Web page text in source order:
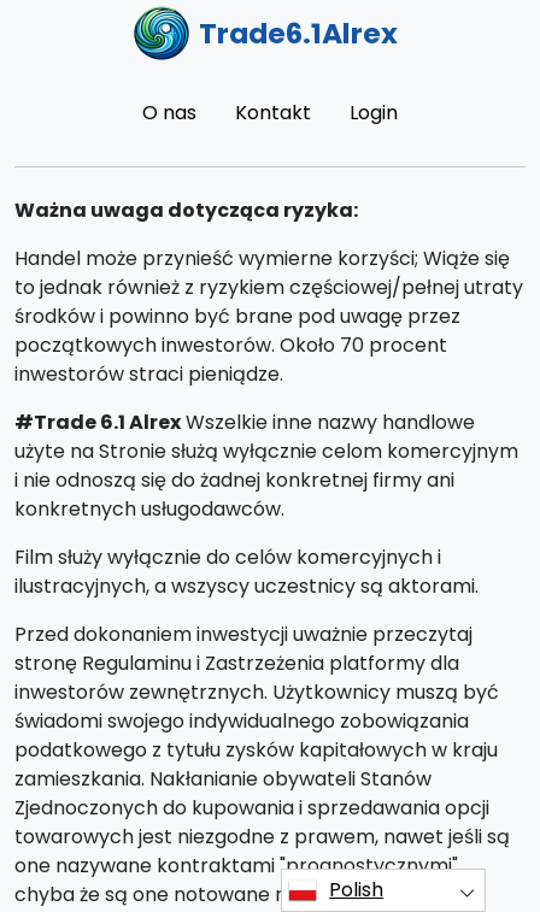
Trade6.1Alrex
O nas Kontakt Login
Ważna uwaga dotycząca ryzyka:
Handel może przynieść wymierne korzyści; Wiąże się
to jednak również z ryzykiem częściowej/pełnej utraty
środków i powinno być brane pod uwagę przez
początkowych inwestorów. Około 70 procent
inwestorów straci pieniądze.
#Trade 6.1 AlrexWszelkie inne nazwy handlowe
użyte na Stronie służą wyłącznie celom komercyjnym
i nie odnoszą się do żadnej konkretnej firmy ani
konkretnych usługodawców.
Film służy wyłącznie do celów komercyjnych i
ilustracyjnych, a wszyscy uczestnicy są aktorami.
Przed dokonaniem inwestycji uważnie przeczytaj
stronę Regulaminu i Zastrzeżenia platformy dla
inwestorów zewnętrznych. Użytkownicy muszą być
świadomi swojego indywidualnego zobowiązania
podatkowego z tytułu zysków kapitałowych w kraju
zamieszkania. Nakłanianie obywateli Stanów
Zjednoczonych do kupowania i sprzedawania opcji
towarowych jest niezgodne z prawem, nawet jeśli są
one nazywane kontraktami "prognostycznymi",
chyba że są one notowane na giełdzie
Polish